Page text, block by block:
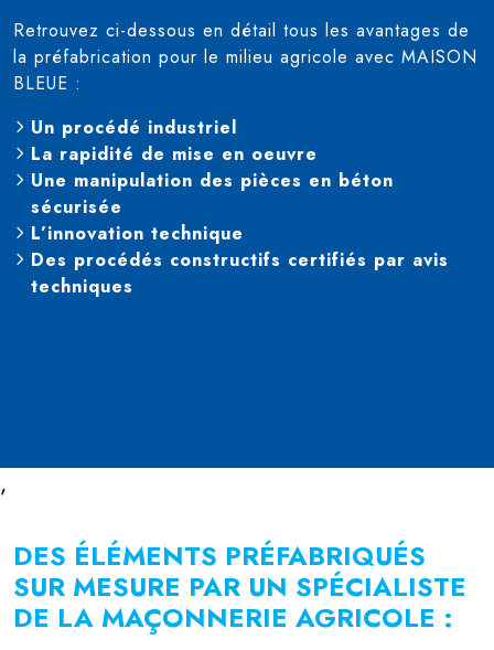
Retrouvez ci-dessous en détail tous les avantages de
la préfabrication pour le milieu agricole avec MAISON
BLEUE :
Un procédé industriel
La rapidité de mise en oeuvre
Une manipulation des pièces en béton
sécurisée
L’innovation technique
Des procédés constructifs certifiés par avis
techniques
,
DES ÉLÉMENTS PRÉFABRIQUÉS
SUR MESURE PAR UN SPÉCIALISTE
DE LA MAÇONNERIE AGRICOLE :